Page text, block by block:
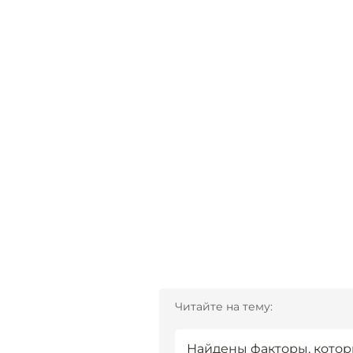
Читайте на тему:
Найдены факторы,